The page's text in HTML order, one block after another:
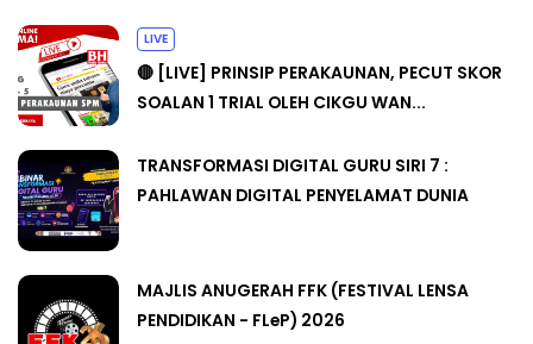
LIVE
🔴 [LIVE] PRINSIP PERAKAUNAN, PECUT SKOR
SOALAN 1 TRIAL OLEH CIKGU WAN...
TRANSFORMASI DIGITAL GURU SIRI 7 :
PAHLAWAN DIGITAL PENYELAMAT DUNIA
MAJLIS ANUGERAH FFK (FESTIVAL LENSA
PENDIDIKAN - FLeP) 2026